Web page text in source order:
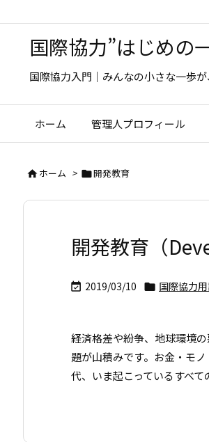
国際協力”はじめの
国際協力入門｜みんなの小さな一歩
ホーム 管理人プロフィール
ホーム > 開発教育
開発教育（
 2019/03/10  国際協力
経済格差や紛争、地球環境
題が山積みです。お金・モ
代、いま起こっているすべて